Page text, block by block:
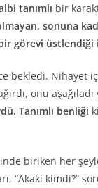
tanımlı bir
sonuna
görevi üstlendiği
bekledi.
onu
Tanımlı benliği
biriken her
“Akaki kimdi?”